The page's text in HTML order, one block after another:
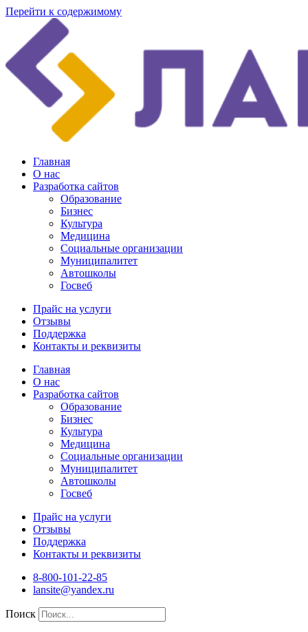
Перейти к содержимому
Главная
О нас
Разработка сайтов
Образование
Бизнес
Культура
Медицина
Социальные организации
Муниципалитет
Автошколы
Госвеб
Прайс на услуги
Отзывы
Поддержка
Контакты и реквизиты
Главная
О нас
Разработка сайтов
Образование
Бизнес
Культура
Медицина
Социальные организации
Муниципалитет
Автошколы
Госвеб
Прайс на услуги
Отзывы
Поддержка
Контакты и реквизиты
8-800-101-22-85
lansite@yandex.ru
Поиск